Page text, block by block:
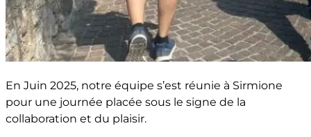
En Juin 2025, notre équipe s’est réunie à Sirmione
pour une journée placée sous le signe de la
collaboration et du plaisir.